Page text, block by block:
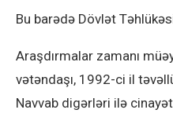
Bu barədə Dövlət
Araşdırmalar zamanı
vətəndaşı, 1992-ci il
Navvab digərləri ilə